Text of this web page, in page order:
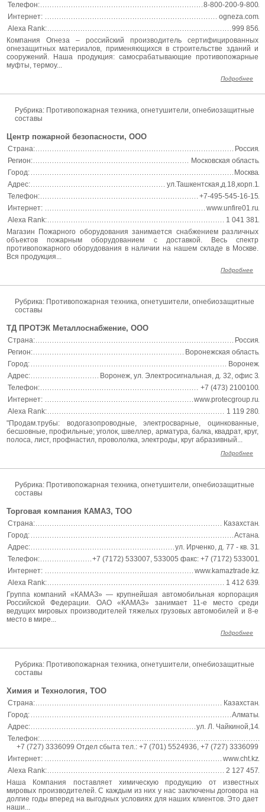
Телефон:
8-800-200-9-800
Интернет:
ogneza.com
Alexa Rank:
999 856
Компания Огнеза – российский производитель сертифицированных
огнезащитных материалов, применяющихся в строительстве зданий и
сооружений. Наша продукция: самосрабатывающие противопожарные
муфты, термоу...
Подробнее
Рубрика: Противопожарная техника, огнетушители, огнебиозащитные
составы
Центр пожарной безопасности, ООО
Страна:
Россия
Регион:
Московская область
Город:
Москва
Адрес:
ул.Ташкентская,д.18,корп.1
Телефон:
+7-495-545-16-15
Интернет:
www.unfire01.ru
Alexa Rank:
1 041 381
Магазин Пожарного оборудования занимается снабжением различных
объектов пожарным оборудованием с доставкой. Весь спектр
противопожарного оборудования в наличии на нашем складе в Москве.
Вся продукция...
Подробнее
Рубрика: Противопожарная техника, огнетушители, огнебиозащитные
составы
ТД ПРОТЭК Металлоснабжение, ООО
Страна:
Россия
Регион:
Воронежская область
Город:
Воронеж
Адрес:
Воронеж, ул. Электросигнальная, д. 32, офис 3
Телефон:
+7 (473) 2100100
Интернет:
www.protecgroup.ru
Alexa Rank:
1 119 280
"Продам.трубы: водогазопроводные, электросварные, оцинкованные,
бесшовные, профильные; уголок, швеллер, арматура, балка, квадрат, круг,
полоса, лист, профнастил, провололка, электроды, круг абразивный...
Подробнее
Рубрика: Противопожарная техника, огнетушители, огнебиозащитные
составы
Торговая компания КАМАЗ, ТОО
Страна:
Казахстан
Город:
Астана
Адрес:
ул. Ирченко, д. 77 - кв. 31
Телефон:
+7 (7172) 533007, 533005 факс: +7 (7172) 533001
Интернет:
www.kamaztrade.kz
Alexa Rank:
1 412 639
Группа компаний «КАМАЗ» — крупнейшая автомобильная корпорация
Российской Федерации. ОАО «КАМАЗ» занимает 11-е место среди
ведущих мировых производителей тяжелых грузовых автомобилей и 8-е
место в мире...
Подробнее
Рубрика: Противопожарная техника, огнетушители, огнебиозащитные
составы
Химия и Технология, ТОО
Страна:
Казахстан
Город:
Алматы
Адрес:
ул. Л. Чайкиной,14
Телефон:
+7 (727) 3336099 Отдел сбыта тел.: +7 (701) 5524936, +7 (727) 3336099
Интернет:
www.cht.kz
Alexa Rank:
2 127 457
Наша Компания поставляет химическую продукцию от известных
мировых производителей. С каждым из них у нас заключены договора на
долгие годы вперед на выгодных условиях для наших клиентов. Это дает
наши...